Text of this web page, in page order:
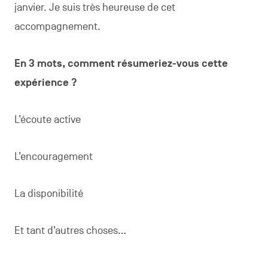
janvier. Je suis très heureuse de cet
accompagnement.
En 3 mots, comment résumeriez-vous cette
expérience ?
L’écoute active
L’encouragement
La disponibilité
Et tant d’autres choses…